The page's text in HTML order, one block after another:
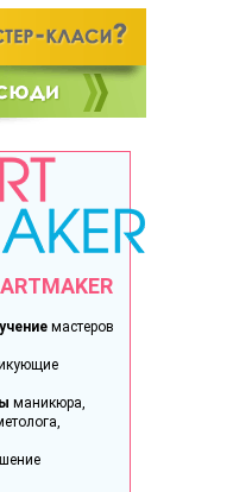
мастеров
маникюра,